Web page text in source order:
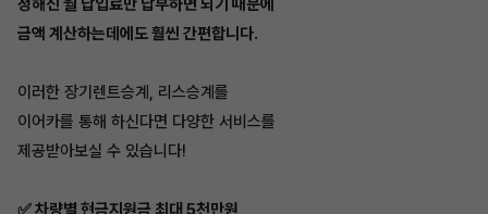
정해진 월 납입료만 납부하면 되기 때문에
금액 계산하는데에도 훨씬 간편합니다.
이러한 장기렌트승계, 리스승계를
이어카를 통해 하신다면 다양한 서비스를
제공받아보실 수 있습니다!
✅ 차량별 현금지원금 최대 5천만원